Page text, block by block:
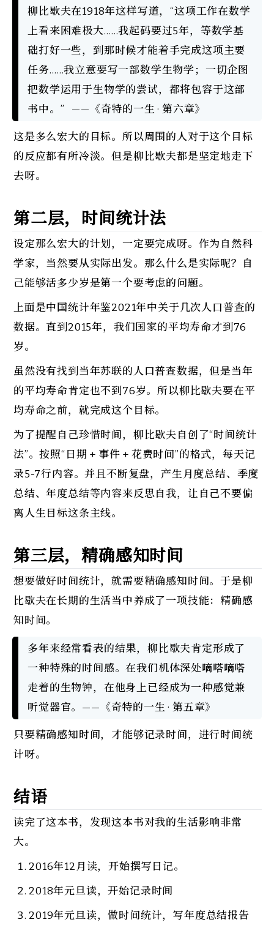
柳比歇夫在1918年这样写道，“这项工作在数学
上看来困难极大……我起码要过5年，等数学基
础打好一些，到那时候才能着手完成这项主要
任务……我立意要写一部数学生物学；一切企图
把数学运用于生物学的尝试，都将包容于这部
书中。” 	——《奇特的一生 · 第六章》
这是多么宏大的目标。所以周围的人对于这个目标
的反应都有所冷淡。但是柳比歇夫都是坚定地走下
去呀。
第二层，时间统计法
设定那么宏大的计划，一定要完成呀。作为自然科
学家，当然要从实际出发。那么什么是实际呢？自
己能够活多少岁是第一个要考虑的问题。
上面是中国统计年鉴2021年中关于几次人口普查的
数据。直到2015年，我们国家的平均寿命才到76
岁。
虽然没有找到当年苏联的人口普查数据，但是当年
的平均寿命肯定也不到76岁。所以柳比歇夫要在平
均寿命之前，就完成这个目标。
为了提醒自己珍惜时间，柳比歇夫自创了“时间统计
法”。按照“日期 + 事件 + 花费时间”的格式，每天记
录5-7行内容。并且不断复盘，产生月度总结、季度
总结、年度总结等内容来反思自我，让自己不要偏
离人生目标这条主线。
第三层，精确感知时间
想要做好时间统计，就需要精确感知时间。于是柳
比歇夫在长期的生活当中养成了一项技能：精确感
知时间。
多年来经常看表的结果，柳比歇夫肯定形成了
一种特殊的时间感。在我们机体深处嘀嗒嘀嗒
走着的生物钟，在他身上已经成为一种感觉兼
听觉器官。——《奇特的一生 · 第五章》
只要精确感知时间，才能够记录时间，进行时间统
计呀。
结语
读完了这本书，发现这本书对我的生活影响非常
大。
2016年12月读，开始撰写日记。
2018年元旦读，开始记录时间
2019年元旦读，做时间统计，写年度总结报告